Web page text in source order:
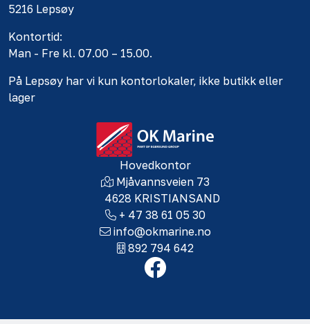
5216 Lepsøy
Kontortid:
Man - Fre kl. 07.00 – 15.00.
På Lepsøy har vi kun kontorlokaler, ikke butikk eller
lager
Hovedkontor
Mjåvannsveien 73
4628 KRISTIANSAND
+ 47 38 61 05 30
info@okmarine.no
892 794 642